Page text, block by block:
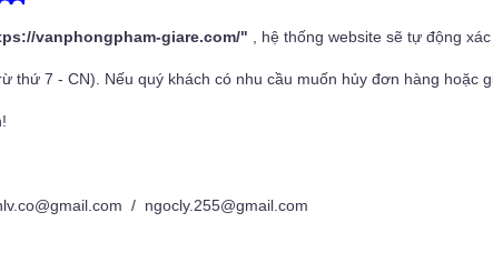
vanphongpham-giare.com/" , hệ thống website sẽ tự động
thứ 7 - CN). Nếu quý khách có nhu cầu muốn hủy đơn hàng hoặc
/ ngocly.255@gmail.com